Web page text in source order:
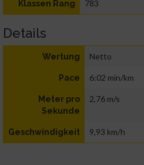
Klassen Rang 783
Details
Wertung Netto
Pace 6:02 min/km
Meter pro
Sekunde
2,76 m/s
Geschwindigkeit 9,93 km/h